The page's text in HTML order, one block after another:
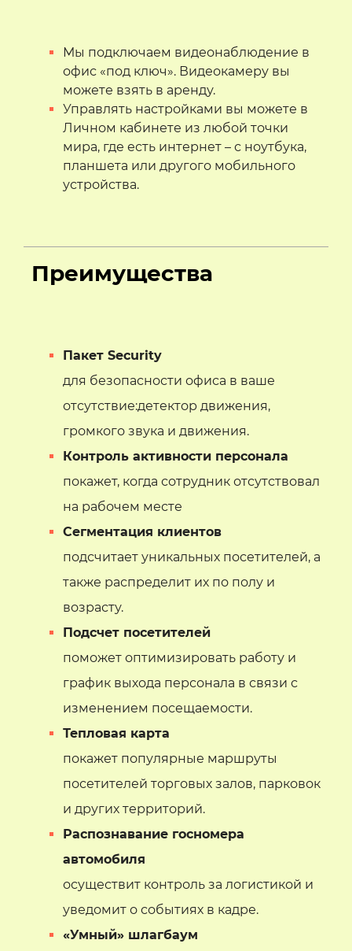
Мы подключаем видеонаблюдение в
офис «под ключ». Видеокамеру вы
можете взять в аренду.
Управлять настройками вы можете в
Личном кабинете из любой точки
мира, где есть интернет – с ноутбука,
планшета или другого мобильного
устройства.
Преимущества
Пакет Security
для безопасности офиса в ваше
отсутствие:детектор движения,
громкого звука и движения.
Контроль активности персонала
покажет, когда сотрудник отсутствовал
на рабочем месте
Сегментация клиентов
подсчитает уникальных посетителей, а
также распределит их по полу и
возрасту.
Подсчет посетителей
поможет оптимизировать работу и
график выхода персонала в связи с
изменением посещаемости.
Тепловая карта
покажет популярные маршруты
посетителей торговых залов, парковок
и других территорий.
Распознавание госномера
автомобиля
осуществит контроль за логистикой и
уведомит о событиях в кадре.
«Умный» шлагбаум